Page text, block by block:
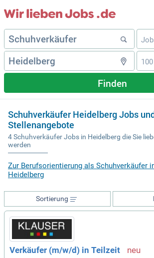
Finden
Schuhverkäufer Heidelberg Jobs
Stellenangebote
4 Schuhverkäufer Jobs in Heidelberg die Sie
werden
Zur Berufsorientierung als Schuhverkäufer
Heidelberg
Sortierung
Verkäufer (m/w/d) in Teilzeit